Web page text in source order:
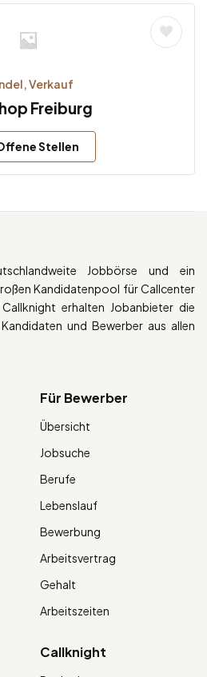
Verkauf
Freiburg
Stellen
Jobbörse und ein
Kandidatenpool für Callcenter
erhalten Jobanbieter die
und Bewerber aus allen
Für Bewerber
Übersicht
Jobsuche
Berufe
Lebenslauf
Bewerbung
Arbeitsvertrag
Gehalt
Arbeitszeiten
Callknight